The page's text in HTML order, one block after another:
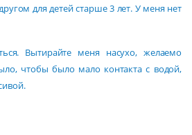
для детей старше 3 лет. У меня нет
Вытирайте меня насухо, желаемо
чтобы было мало контакта с водой,